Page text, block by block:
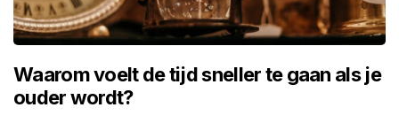
Waarom voelt de tijd sneller te gaan als je
ouder wordt?